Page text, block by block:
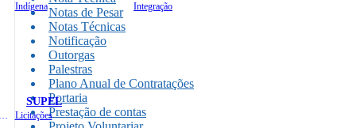
Indígena Integração
SUPEL
Licitações
Notas de Pesar
Notas Técnicas
Notificação
Outorgas
Palestras
Plano Anual de Contratações
Portaria
Prestação de contas